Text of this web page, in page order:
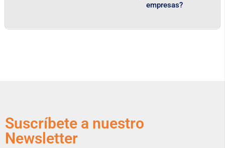
empresas?
Suscríbete a nuestro
Newsletter